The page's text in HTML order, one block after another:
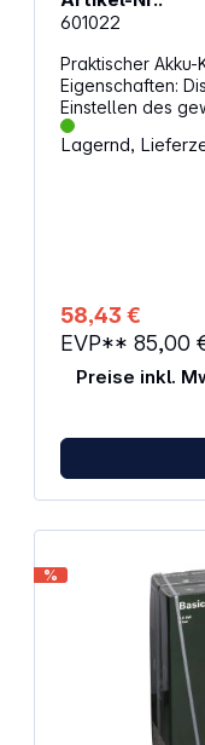
601022
Praktischer Akku-
Eigenschaften: Display und +/- Tasten zum exakten
Einstellen des
bar Luftfördermenge: 10 L/min. Inkl. Adapter für
Autoreifen,
Lagernd,
58,43 €
EVP** 85,00
Preise inkl.
%